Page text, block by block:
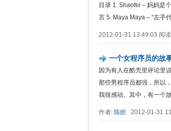
目录 1. Shaofei – 妈妈是
言 5. Maya Maya – “左手
2012-01-31 13:49:03 阅读
一个女程序员的故
因为有人在酷壳里评论里
那些男程序员都强，所以
我很感动。其中，有一个
作者: 陈皓 2012-01-31